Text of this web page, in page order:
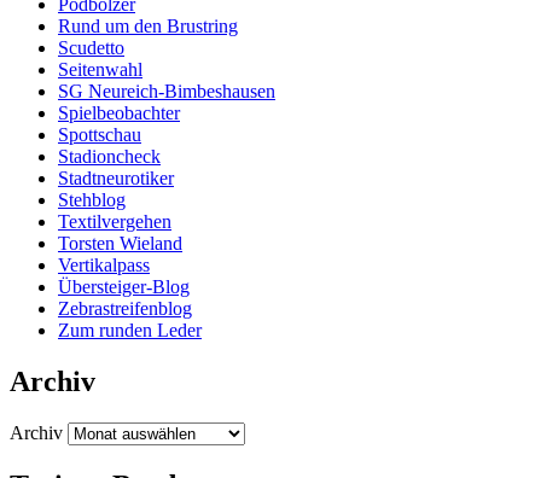
Podbolzer
Rund um den Brustring
Scudetto
Seitenwahl
SG Neureich-Bimbeshausen
Spielbeobachter
Spottschau
Stadioncheck
Stadtneurotiker
Stehblog
Textilvergehen
Torsten Wieland
Vertikalpass
Übersteiger-Blog
Zebrastreifenblog
Zum runden Leder
Archiv
Archiv